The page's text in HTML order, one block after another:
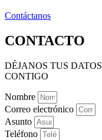
Contáctanos
CONTACTO
DÉJANOS TUS
CONTIGO
Nombre
Correo electrónico
Asunto
Teléfono